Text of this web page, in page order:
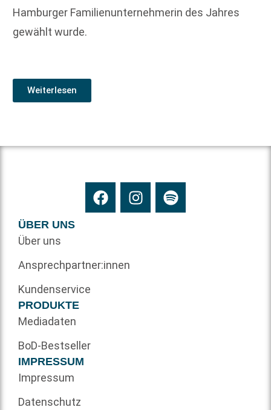
Hamburger Familienunternehmerin des Jahres
gewählt wurde.
Weiterlesen
ÜBER UNS
Über uns
Ansprechpartner:innen
Kundenservice
PRODUKTE
Mediadaten
BoD-Bestseller
IMPRESSUM
Impressum
Datenschutz